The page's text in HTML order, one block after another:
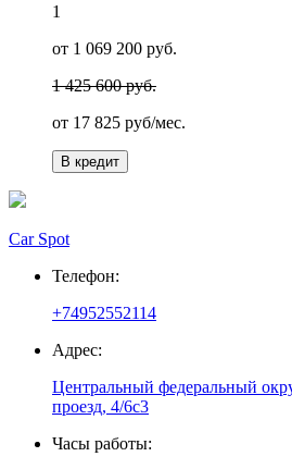
1
от 1 069 200 руб.
1 425 600 руб.
от 17 825 руб/мес.
В кредит
Car Spot
Телефон:
+74952552114
Адрес:
Центральный федеральный
проезд, 4/6с3
Часы работы: